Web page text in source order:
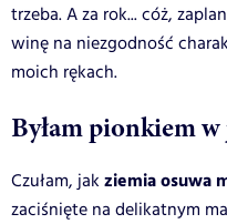
trzeba. A za rok... cóż,
winę na niezgodność
moich rękach.
Byłam pionkiem
Czułam, jak ziemia osuwa
zaciśnięte na delikatnym